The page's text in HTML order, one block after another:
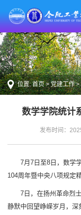
位置:首页>党建工作>
数学学院统计
发布时间：
7月7日至8日，数学
104周年暨中央八项规定
7日，在扬州革命烈
静默中回望峥嵘岁月，深